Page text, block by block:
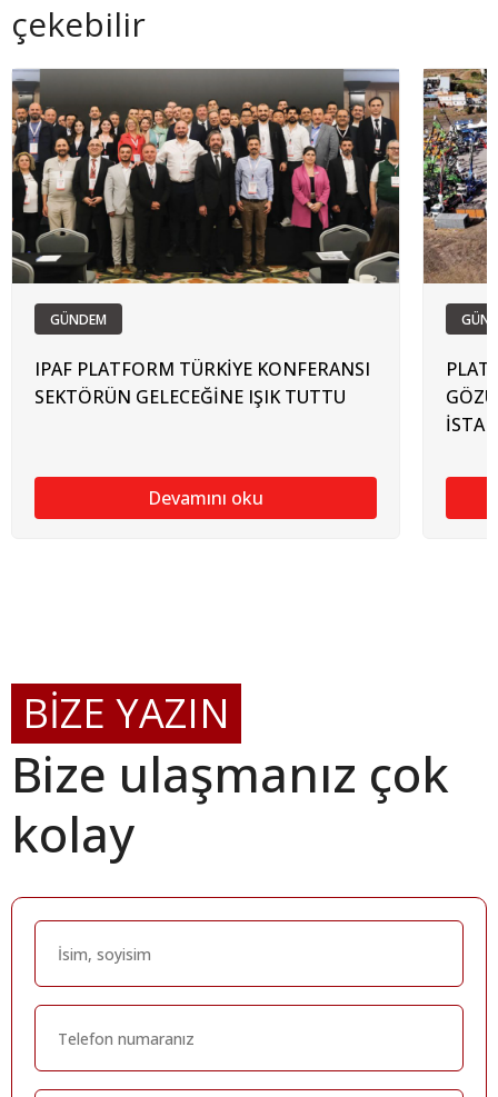
çekebilir
GÜNDEM
IPAF PLATFORM TÜRKİYE KONFERANSI
SEKTÖRÜN GELECEĞİNE IŞIK TUTTU
Devamını oku
BİZE YAZIN
Bize ulaşmanız çok
kolay